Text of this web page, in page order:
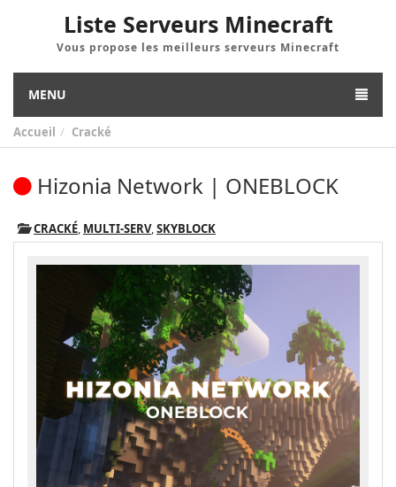
Liste Serveurs Minecraft
Vous propose les meilleurs serveurs Minecraft
MENU
Accueil Cracké
Hizonia Network | ONEBLOCK
CRACKÉ, MULTI-SERV,SKYBLOCK